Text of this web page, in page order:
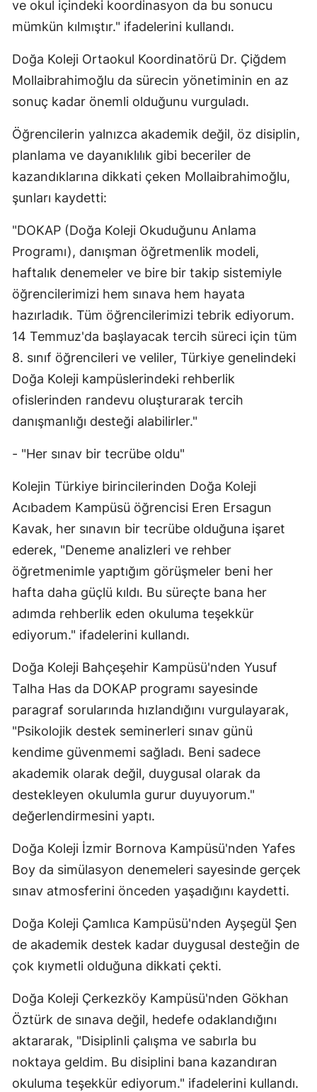
Malatya
Manisa
Kahramanmaraş
Mardin
Muğla
Niğde
Ordu
Rize
Sakarya
Samsun
Siirt
Sinop
Tokat
Trabzon
Tunceli
Şanlıurfa
Uşak
Yozgat
Zonguldak
Aksaray
Bayburt
Karaman
Kırıkkale
Şırnak
Bartın
Ardahan
Iğdır
Karabük
Kilis
Osmaniye
ve okul içindeki koordinasyon da bu sonucu
mümkün kılmıştır." ifadelerini kullandı.
Doğa Koleji Ortaokul Koordinatörü Dr. Çiğdem
Mollaibrahimoğlu da sürecin yönetiminin en az
sonuç kadar önemli olduğunu vurguladı.
Öğrencilerin yalnızca akademik değil, öz disiplin,
planlama ve dayanıklılık gibi beceriler de
kazandıklarına dikkati çeken Mollaibrahimoğlu,
şunları kaydetti:
"DOKAP (Doğa Koleji Okuduğunu Anlama
Programı), danışman öğretmenlik modeli,
haftalık denemeler ve bire bir takip sistemiyle
öğrencilerimizi hem sınava hem hayata
hazırladık. Tüm öğrencilerimizi tebrik ediyorum.
14 Temmuz'da başlayacak tercih süreci için tüm
8. sınıf öğrencileri ve veliler, Türkiye genelindeki
Doğa Koleji kampüslerindeki rehberlik
ofislerinden randevu oluşturarak tercih
danışmanlığı desteği alabilirler."
- "Her sınav bir tecrübe oldu"
Kolejin Türkiye birincilerinden Doğa Koleji
Acıbadem Kampüsü öğrencisi Eren Ersagun
Kavak, her sınavın bir tecrübe olduğuna işaret
ederek, "Deneme analizleri ve rehber
öğretmenimle yaptığım görüşmeler beni her
hafta daha güçlü kıldı. Bu süreçte bana her
adımda rehberlik eden okuluma teşekkür
ediyorum." ifadelerini kullandı.
Doğa Koleji Bahçeşehir Kampüsü'nden Yusuf
Talha Has da DOKAP programı sayesinde
paragraf sorularında hızlandığını vurgulayarak,
"Psikolojik destek seminerleri sınav günü
kendime güvenmemi sağladı. Beni sadece
akademik olarak değil, duygusal olarak da
destekleyen okulumla gurur duyuyorum."
değerlendirmesini yaptı.
Doğa Koleji İzmir Bornova Kampüsü'nden Yafes
Boy da simülasyon denemeleri sayesinde gerçek
sınav atmosferini önceden yaşadığını kaydetti.
Doğa Koleji Çamlıca Kampüsü'nden Ayşegül Şen
de akademik destek kadar duygusal desteğin de
çok kıymetli olduğuna dikkati çekti.
Doğa Koleji Çerkezköy Kampüsü'nden Gökhan
Öztürk de sınava değil, hedefe odaklandığını
aktararak, "Disiplinli çalışma ve sabırla bu
noktaya geldim. Bu disiplini bana kazandıran
okuluma teşekkür ediyorum." ifadelerini kullandı.